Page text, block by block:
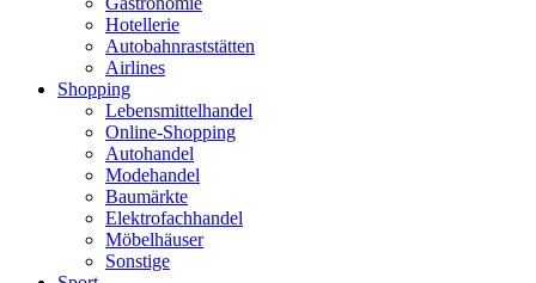
Hotellerie
Autobahnraststätten
Airlines
Shopping
Lebensmittelhandel
Online-Shopping
Autohandel
Modehandel
Baumärkte
Elektrofachhandel
Möbelhäuser
Sonstige